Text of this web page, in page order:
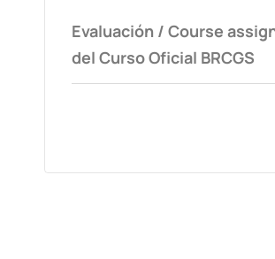
Evaluación / Course
del Curso Oficial BRCGS